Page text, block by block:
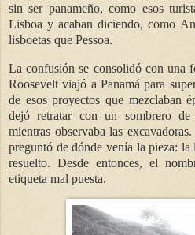
sin ser panameño, como esos
Lisboa y acaban diciendo, como
lisboetas que Pessoa.
La confusión se consolidó con una
Roosevelt viajó a Panamá para
de esos proyectos que mezclaban
dejó retratar con un sombrero
mientras observaba las
preguntó de dónde venía la pieza: la
resuelto. Desde entonces, el
etiqueta mal puesta.